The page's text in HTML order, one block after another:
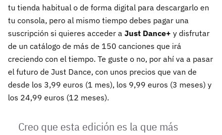
tu tienda habitual o de forma digital para descargarlo en
tu consola, pero al mismo tiempo debes pagar una
suscripción si quieres acceder a Just Dance+ y disfrutar
de un catálogo de más de 150 canciones que irá
creciendo con el tiempo. Te guste o no, por ahí va a pasar
el futuro de Just Dance, con unos precios que van de
desde los 3,99 euros (1 mes), los 9,99 euros (3 meses) y
los 24,99 euros (12 meses).
Creo que esta edición es la que más